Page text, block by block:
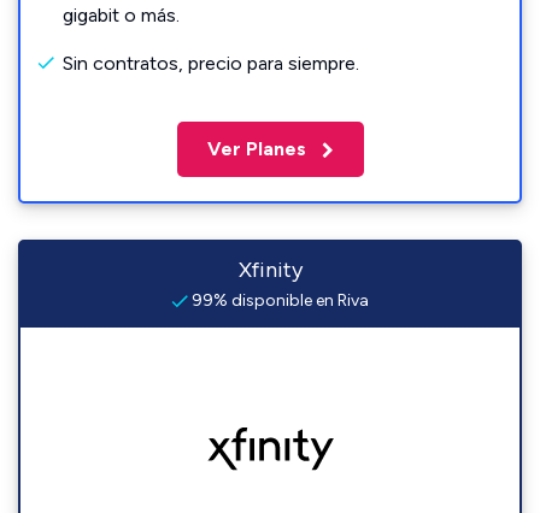
gigabit o más.
Sin contratos, precio para siempre.
Ver Planes
Xfinity
99% disponible en Riva